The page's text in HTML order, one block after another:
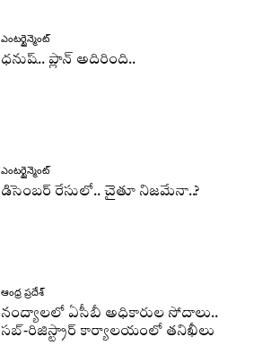
ఎంటర్టైన్మెంట్
ధనుష్‌.. ప్లాన్ అదిరింది..
ఎంటర్టైన్మెంట్
డిసెంబర్ రేసులో.. చైతూ నిజమేనా..?
ఆంధ్ర ప్రదేశ్
నంద్యాలలో ఏసీబీ అధికారుల సోదాలు..
సబ్-రిజిస్ట్రార్ కార్యాలయంలో తనిఖీలు